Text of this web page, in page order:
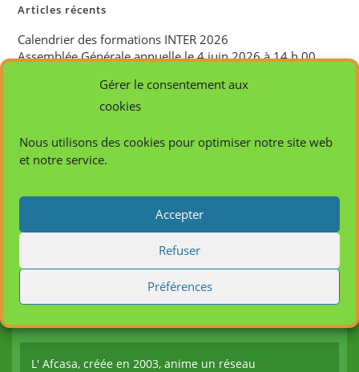
Gérer le consentement aux
cookies
Nous utilisons des cookies pour optimiser notre site web
et notre service.
Accepter
Refuser
Préférences
Articles récents
Calendrier des formations INTER 2026
Assemblée Générale annuelle le 4 juin 2026 à 14 h 00
FORMATION SURVEILLANT DE NUIT
Actualités de l’AFCASA 7 avril 2026
Commentaires récents
Infos de contact
L' Afcasa, créée en 2003, anime un réseau